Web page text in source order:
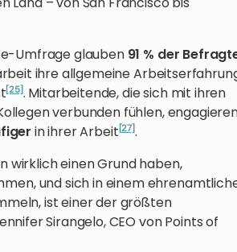
Umfrage glauben 91 % der
ihre allgemeine
[25]. Mitarbeitende, die sich mit ihren
verbunden fühlen,
in ihrer Arbeit[27].
wirklich einen Grund haben,
und sich in einem
ist einer der größten
Sirangelo, CEO von Points of